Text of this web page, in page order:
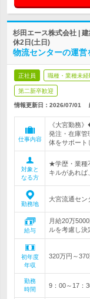
杉田エース株式会社 |
休2日(土日)
物流センターの運
正社員 職種・業種未経
第二新卒歓迎
情報更新日：2026/07/01
仕事内容
《大宮勤務
発注・在庫
体をサポート
対象と
なる方
★学歴・業種
キルがあれば
勤務地
大宮流通セン
給与
月給20万
ルを考慮し
初年度
年収
320万円～
勤務
時間
9：00～17：